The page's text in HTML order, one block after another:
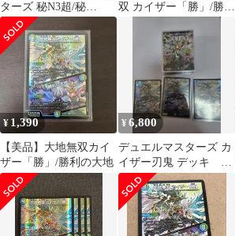
ターズ 秘N3超/秘
N5[SR]：大地無双 カイ
ザー「勝」/勝利の大地
双 カイザー「勝」/勝利
¥ 1,390
【美品】大地無双カイ
ザー「勝」/勝利の大地
¥6,800
デュエルマスターズ カ
イザー刃鬼 デッキ ド
キドキ強いデッキ カ
イザー勝3